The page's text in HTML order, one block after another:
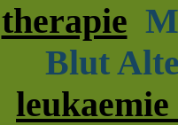
therapie
Blut